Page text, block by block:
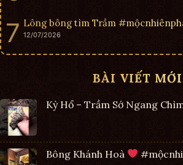
Lông bông tìm Trầm
12/07/2026
BÀI VIẾT MỚI
Kỳ Hổ – Trầm Sớ Ngang
Bông Khánh Hoà